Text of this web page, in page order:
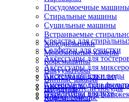
Посудомоечные
Стиральные машины
Сушильные машины
Встраиваемые
Холодильники
Морозильные камеры
Кофемашины
Вакууматоры
Винные шкафы
Подогреватели посуды
Ящики сомелье
Блендеры
Кофемашины
Очистители воздуха
Системы очистки воды
Сменные модули
Аксессуары для
Аксессуары для
Аксессуары для плит
Аксессуары для
Аксессуары для
Средства для
Салфетки для очистки